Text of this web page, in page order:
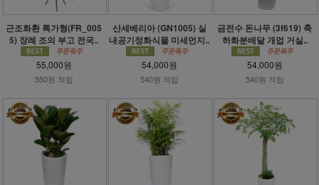
근조화환 특가형(FR_005
5) 장례 조의 부고 전국..
55,000원
550원 적립
산세베리아 (GN1005) 실
내공기정화식물 미세먼지..
54,000원
540원 적립
금전수 돈나무 (3f619) 축
하화분배달 개업 거실..
54,000원
540원 적립